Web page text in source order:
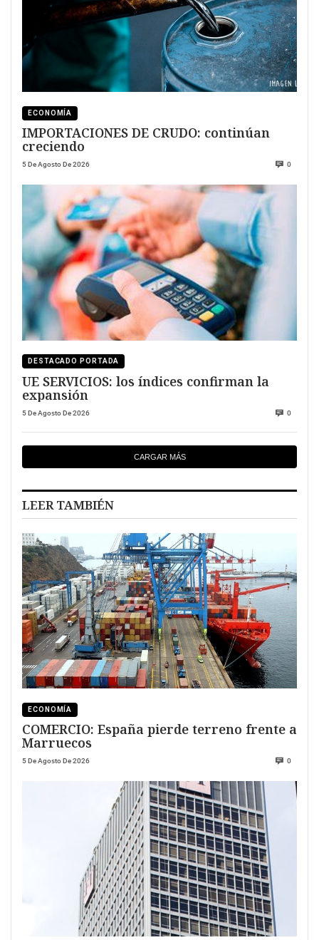
ECONOMÍA
IMPORTACIONES DE CRUDO: continúan
creciendo
5 De Agosto De 2026 0
DESTACADO PORTADA
UE SERVICIOS: los índices confirman la
expansión
5 De Agosto De 2026 0
CARGAR MÁS
LEER TAMBIÉN
ECONOMÍA
COMERCIO: España pierde terreno frente a
Marruecos
5 De Agosto De 2026 0